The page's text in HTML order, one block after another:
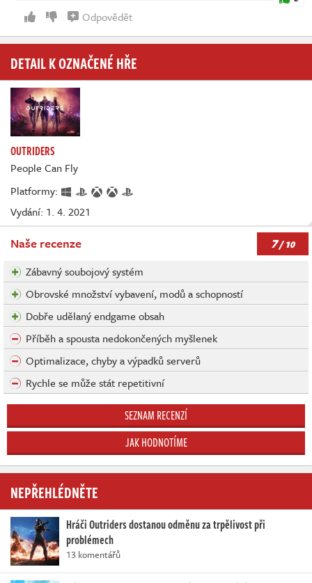
Odpovědět
DETAIL K OZNAČENÉ HŘE
OUTRIDERS
People Can Fly
Platformy:
Vydání: 1. 4. 2021
Naše recenze 7/ 10
Zábavný soubojový systém
Obrovské množství vybavení, modů a schopností
Dobře udělaný endgame obsah
Příběh a spousta nedokončených myšlenek
Optimalizace, chyby a výpadků serverů
Rychle se může stát repetitivní
SEZNAM RECENZÍ
JAK HODNOTÍME
NEPŘEHLÉDNĚTE
Hráči Outriders dostanou odměnu za trpělivost při
problémech
13 komentářů